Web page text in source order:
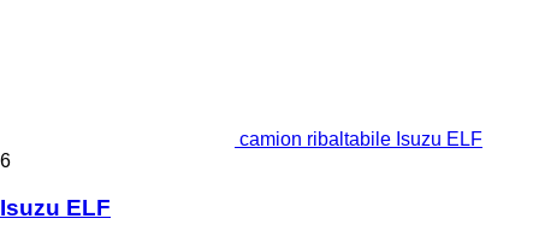
camion ribaltabile Isuzu ELF
6
Isuzu ELF